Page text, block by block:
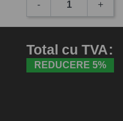
- +
Total cu TVA:
REDUCERE 5%